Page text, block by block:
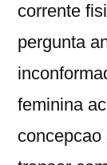
corrente
pergunta
feminina
concepcao